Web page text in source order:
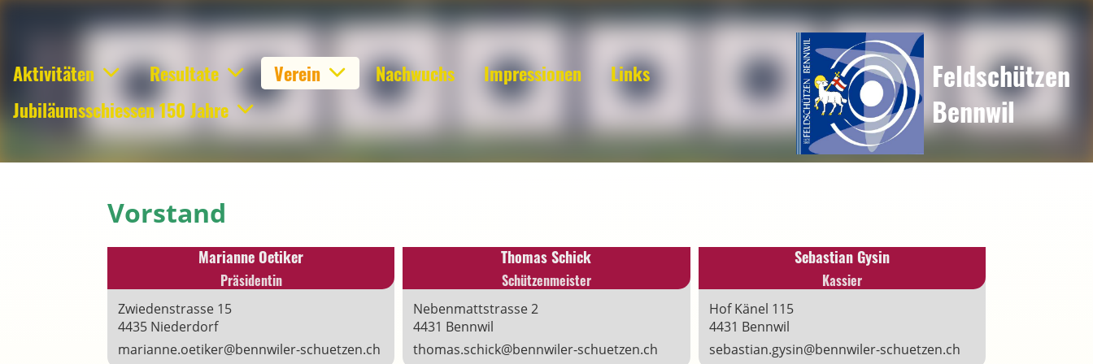
Aktivitäten Resultate Verein Nachwuchs Impressionen
Links
Jubiläumsschiessen 150 Jahre
Feldschützen
Bennwil
Vorstand
Marianne Oetiker
Präsidentin
Zwiedenstrasse 15
4435 Niederdorf
marianne.oetiker@bennwiler-schuetzen.ch
Thomas Schick
Schützenmeister
Nebenmattstrasse 2
4431 Bennwil
thomas.schick@bennwiler-schuetzen.ch
Sebastian Gysin
Kassier
Hof Känel 115
4431 Bennwil
sebastian.gysin@bennwiler-schuetzen.ch